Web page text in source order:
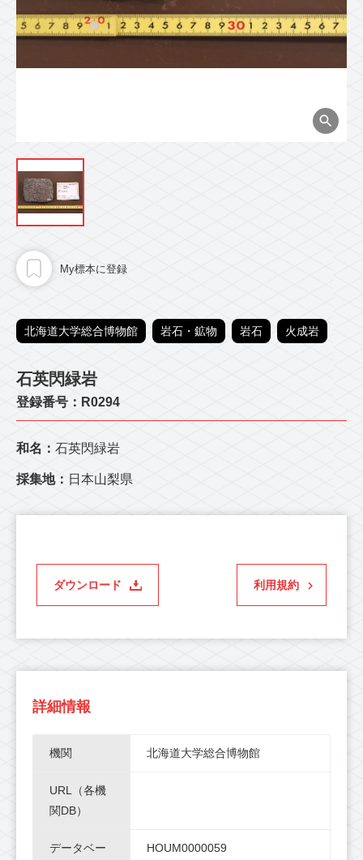
My標本に登録
北海道大学総合博物館 岩石・鉱物 岩石 火成岩
石英閃緑岩
登録番号：R0294
和名： 石英閃緑岩
採集地： 日本山梨県
ダウンロード 利用規約
詳細情報
機関 北海道大学総合博物館
URL（各機
関DB）
データベー
HOUM0000059